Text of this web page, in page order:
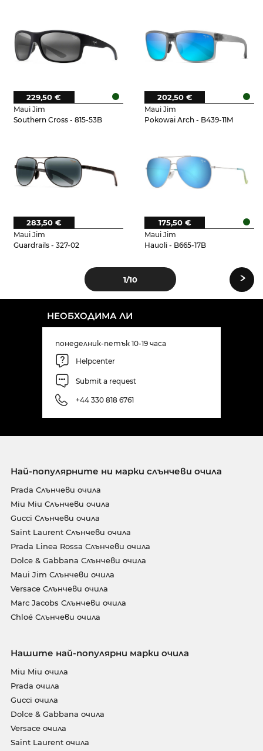
Maui Jim
Southern Cross - 815-53B
229,50 €
Maui Jim
Pokowai Arch - B439-11M
202,50 €
Maui Jim
Guardrails - 327-02
283,50 €
Maui Jim
Hauoli - B665-17B
175,50 €
1/10 ›
НЕОБХОДИМА ЛИ
понеделник-петък 10-19 часа
Helpcenter
Submit a request
+44 330 818 6761
Най-популярните ни марки слънчеви очила
Prada Слънчеви очила
Miu Miu Слънчеви очила
Gucci Слънчеви очила
Saint Laurent Слънчеви очила
Prada Linea Rossa Слънчеви очила
Dolce & Gabbana Слънчеви очила
Maui Jim Слънчеви очила
Versace Слънчеви очила
Marc Jacobs Слънчеви очила
Chloé Слънчеви очила
Нашите най-популярни марки очила
Miu Miu очила
Prada очила
Gucci очила
Dolce & Gabbana очила
Versace очила
Saint Laurent очила